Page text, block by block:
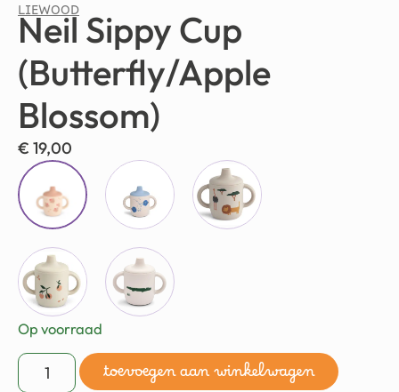
LIEWOOD
Neil Sippy Cup
(Butterfly/Apple
Blossom)
€ 19,00
Op voorraad
toevoegen aan winkelwagen